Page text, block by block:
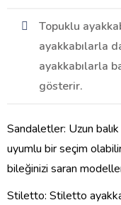
Topuklu
ayakkabılarla
ayakkabılarla
gösterir.
Sandaletler: Uzun
uyumlu bir seçim
bileğinizi saran
Stiletto: Stiletto